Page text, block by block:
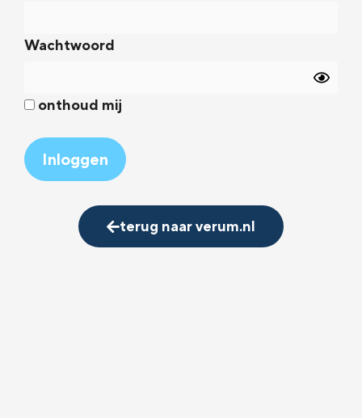
Wachtwoord
onthoud mij
terug naar verum.nl